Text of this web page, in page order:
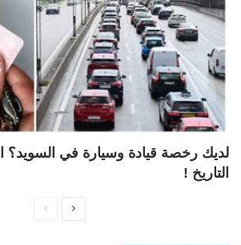
لديك رخصة قيادة وسيارة في السويد؟
التاريخ !